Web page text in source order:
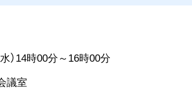
）14時00分～16時00分
議室